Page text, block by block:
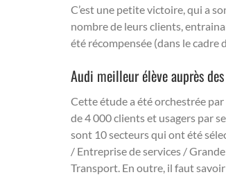
C’est une petite victoire, qui a
nombre de leurs clients,
été récompensée (dans le cadre
Audi meilleur élève auprès
Cette étude a été orchestrée
de 4 000 clients et usagers par
sont 10 secteurs qui ont été
/ Entreprise de services /
Transport. En outre, il faut